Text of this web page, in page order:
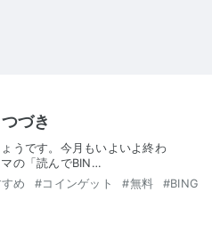
づき
うです。今月もいよいよ終わ
の「読んでBIN…
め #コインゲット #無料 #BING